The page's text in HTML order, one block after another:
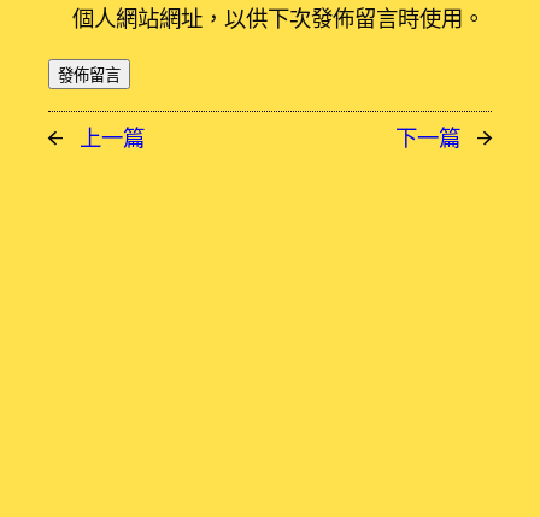
個人網站網址，以供下次發佈留言時使用。
← 上一篇 下一篇 →